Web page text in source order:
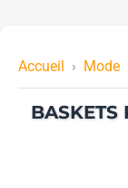
Accueil Mode
BASKETS